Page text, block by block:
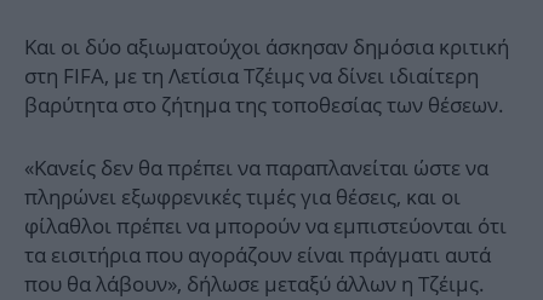
Και οι δύο αξιωματούχοι άσκησαν δημόσια κριτική
στη FIFA, με τη Λετίσια Τζέιμς να δίνει ιδιαίτερη
βαρύτητα στο ζήτημα της τοποθεσίας των θέσεων.
«Κανείς δεν θα πρέπει να παραπλανείται ώστε να
πληρώνει εξωφρενικές τιμές για θέσεις, και οι
φίλαθλοι πρέπει να μπορούν να εμπιστεύονται ότι
τα εισιτήρια που αγοράζουν είναι πράγματι αυτά
που θα λάβουν», δήλωσε μεταξύ άλλων η Τζέιμς.